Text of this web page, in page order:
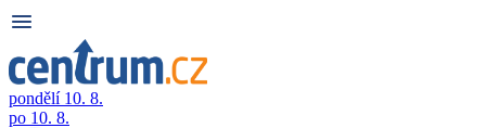
pondělí 10. 8.
po 10. 8.